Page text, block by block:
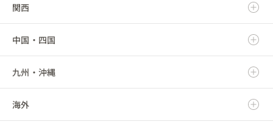
秋田県
山形県
福島県
群馬県
埼玉県
千葉県
東京都
静岡県
愛知県
三重県
新潟県
富山県
石川県
福井県
関西
滋賀県
京都府
大阪府
中国・四国
鳥取県
島根県
九州・沖縄
福岡県
海外